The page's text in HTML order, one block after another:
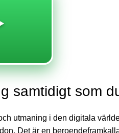
samtidigt som
utmaning i den digitala
Det är en